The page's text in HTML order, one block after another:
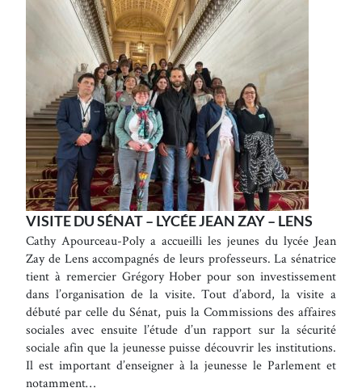
VISITE DU SÉNAT – LYCÉE JEAN ZAY – LENS
Cathy Apourceau-Poly a accueilli les jeunes du lycée Jean
Zay de Lens accompagnés de leurs professeurs. La sénatrice
tient à remercier Grégory Hober pour son investissement
dans l’organisation de la visite. Tout d’abord, la visite a
débuté par celle du Sénat, puis la Commissions des affaires
sociales avec ensuite l’étude d’un rapport sur la sécurité
sociale afin que la jeunesse puisse découvrir les institutions.
Il est important d’enseigner à la jeunesse le Parlement et
notamment…